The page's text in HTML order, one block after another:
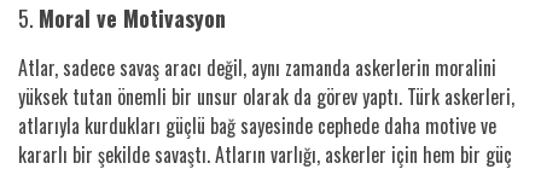
5. Moral ve Motivasyon
Atlar, sadece savaş aracı değil, aynı zamanda askerlerin moralini
yüksek tutan önemli bir unsur olarak da görev yaptı. Türk askerleri,
atlarıyla kurdukları güçlü bağ sayesinde cephede daha motive ve
kararlı bir şekilde savaştı. Atların varlığı, askerler için hem bir güç